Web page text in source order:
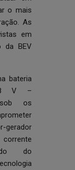
o mais
As
em
da BEV
bateria
V –
sob os
gerador
do